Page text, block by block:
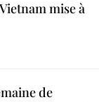
mise à
de